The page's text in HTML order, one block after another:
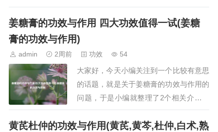
的功效与作用的解答，让我们一起看看
吧。文章目录：药材鸿茅野生鸿茅什么样
鸿茅植物长的什么样看看图片野生鸿茅什
么样一、药材鸿茅药材鸿茅，又称大青，
属植物鸿茅（学…
姜糖膏的功效与作用 四大功效值得一试(姜糖
膏的功效与作用)
admin 2周前 功效 54
大家好，今天小编关注到一个比较有意思
的话题，就是关于姜糖膏的功效与作用的
问题，于是小编就整理了2个相关介绍姜
糖膏的功效与作用的解答，让我们一起看
看吧。文章目录：姜糖膏的功效与作用
黄芪杜仲的功效与作用(黄芪,黄芩,杜仲,白术,熟